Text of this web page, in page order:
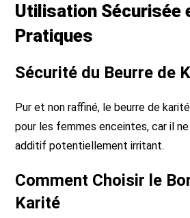
Utilisation Sécurisée
Pratiques
Sécurité du Beurre de
Pur et non raffiné, le beurre de
pour les femmes enceintes, car il
additif potentiellement irritant.
Comment Choisir le
Karité